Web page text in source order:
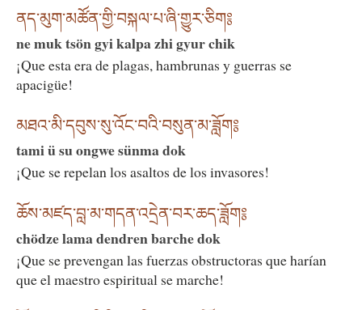
ནད་མུག་མཚོན་གྱི་བསྐལ་པ་ཞི་གྱུར་ཅིག༔
ne muk tsön gyi kalpa zhi gyur chik
¡Que esta era de plagas, hambrunas y guerras se
apacigüe!
མཐའ་མི་དབུས་སུ་འོང་བའི་བསུན་མ་ཟློག༔
tami ü su ongwe sünma dok
¡Que se repelan los asaltos de los invasores!
ཆོས་མཛད་བླ་མ་གདན་འདྲེན་བར་ཆད་ཟློག༔
chödze lama dendren barche dok
¡Que se prevengan las fuerzas obstructoras que harían
que el maestro espiritual se marche!